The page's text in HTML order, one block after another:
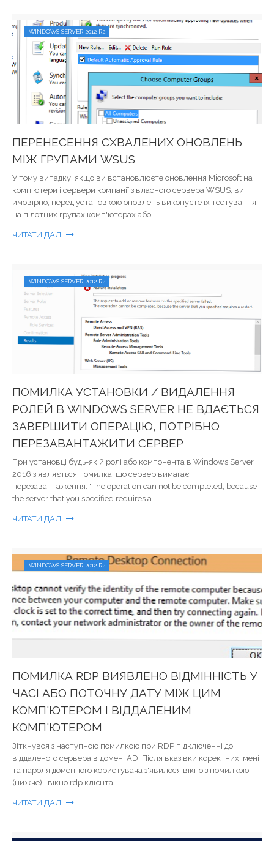
WINDOWS SERVER 2012 R2
ПЕРЕНЕСЕННЯ СХВАЛЕНИХ ОНОВЛЕНЬ
МІЖ ГРУПАМИ WSUS
У тому випадку, якщо ви встановлюєте оновлення Microsoft на
комп'ютери і сервери компанії з власного сервера WSUS, ви,
ймовірно, перед установкою оновлень виконуєте їх тестування
на пілотних групах комп'ютерах або...
ЧИТАТИ ДАЛІ
WINDOWS SERVER 2012 R2
ПОМИЛКА УСТАНОВКИ / ВИДАЛЕННЯ
РОЛЕЙ В WINDOWS SERVER НЕ ВДАЄТЬСЯ
ЗАВЕРШИТИ ОПЕРАЦІЮ, ПОТРІБНО
ПЕРЕЗАВАНТАЖИТИ СЕРВЕР
При установці будь-якій ролі або компонента в Windows Server
2016 з'являється помилка, що сервер вимагає
перезавантаження: "The operation can not be completed, because
the server that you specified requires a...
ЧИТАТИ ДАЛІ
WINDOWS SERVER 2012 R2
ПОМИЛКА RDP ВИЯВЛЕНО ВІДМІННІСТЬ У
ЧАСІ АБО ПОТОЧНУ ДАТУ МІЖ ЦИМ
КОМП'ЮТЕРОМ І ВІДДАЛЕНИМ
КОМП'ЮТЕРОМ
Зіткнувся з наступною помилкою при RDP підключенні до
віддаленого сервера в домені AD. Після вказівки коректних імені
та пароля доменного користувача з'явилося вікно з помилкою
(нижче) і вікно rdp клієнта...
ЧИТАТИ ДАЛІ